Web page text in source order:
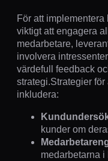
För att
viktigt att engagera
medarbetare,
involvera
värdefull feedback
strategi.Strategier
inkludera:
kunder om
medarbetarna